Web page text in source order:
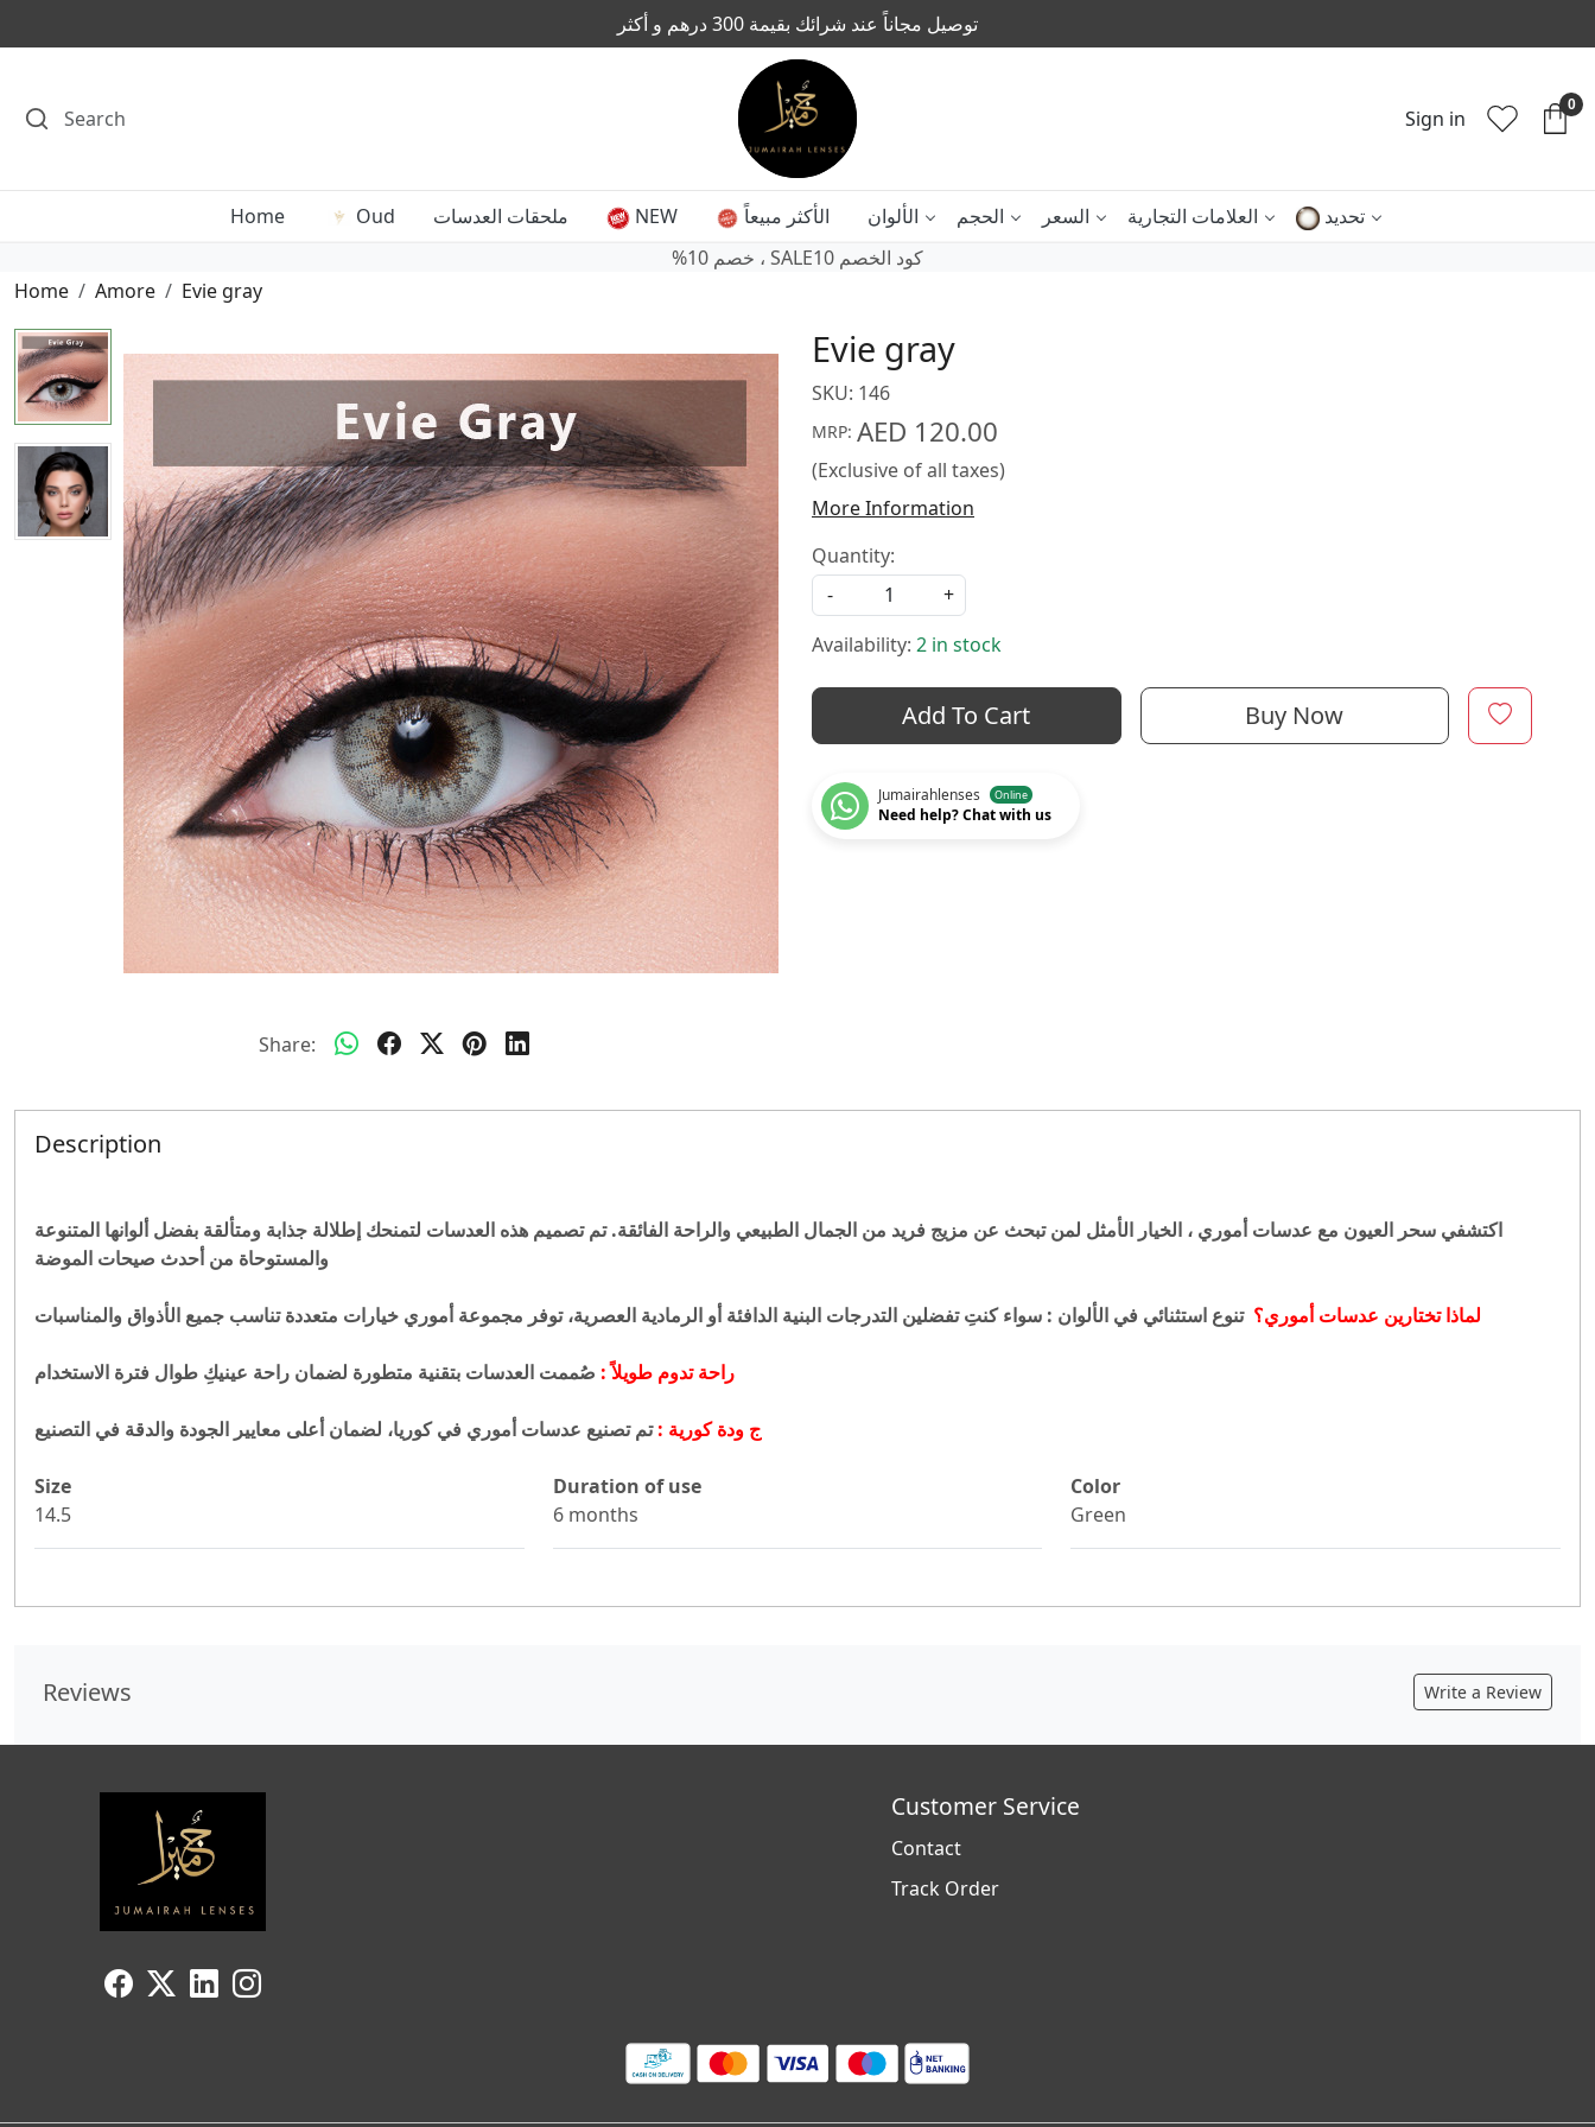
توصيل مجاناً عند شرائك بقيمة 300 درهم و أكثر
Sign in
0
Home Oud ملحقات العدسات NEW الأكثر مبيعاً الألوان الحجم السعر العلامات التجارية
تحديد
‎%‎خصم 10 ،
SALE10 كود الخصم
Home
Amore Evie gray
Share:
Evie gray
SKU: 146
MRP: AED 120.00
(Exclusive of all taxes)
More Information
Quantity:
-
+
Availability: 2 in stock
Add To Cart Buy Now
Jumairahlenses Online
Need help? Chat with us
Description
اكتشفي سحر العيون مع عدسات أموري ، الخيار الأمثل لمن تبحث عن مزيج فريد من الجمال الطبيعي والراحة الفائقة. تم تصميم هذه العدسات لتمنحك إطلالة جذابة ومتألقة بفضل ألوانها المتنوعة
والمستوحاة من أحدث صيحات الموضة
لماذاتختارين عدسات أموري؟ تنوع استثنائي في الألوان : سواء كنتِ تفضلين التدرجات البنية الدافئة أو الرمادية العصرية، توفر مجموعة أموري خيارات متعددة تناسب جميع الأذواق والمناسبات
راحة تدوم طويلاً :
ج ودةكورية :تم تصنيع عدسات أموري في كوريا، لضمان أعلى معايير الجودة والدقة في التصنيع
Size
14.5
Duration of use
6 months
Color
Green
Reviews Write a Review
Customer Service
Contact
Track Order